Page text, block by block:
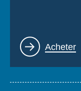
Lien
Acheter